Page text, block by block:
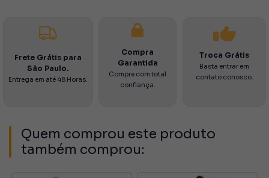
Frete Grátis para
São Paulo.
Entrega em até 48 Horas.
Compra
Garantida
Compre com total
confiança.
Troca Grátis
Basta entrar em
contato conosco.
Quem comprou este produto
também comprou: